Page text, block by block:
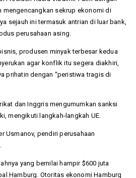
mengencangkan sekrup ekonomi di
sejauh ini termasuk antrian di luar bank,
perusahaan asing.
produsen minyak terbesar kedua
agar konflik itu segera diakhiri,
prihatin dengan “peristiwa tragis di
dan Inggris mengumumkan sanksi
mengikuti langkah-langkah UE.
Usmanov, pendiri perusahaan
yang bernilai hampir $600 juta
Hamburg. Otoritas ekonomi Hamburg